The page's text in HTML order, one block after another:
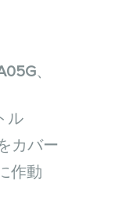
、
ル
カバー
作動